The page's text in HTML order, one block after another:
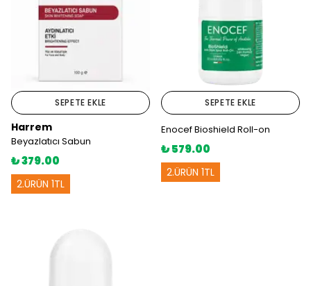
SEPETE EKLE
Harrem
Beyazlatıcı Sabun
₺ 379.00
2.ÜRÜN 1TL
SEPETE EKLE
Enocef Bioshield Roll-on
₺ 579.00
2.ÜRÜN 1TL